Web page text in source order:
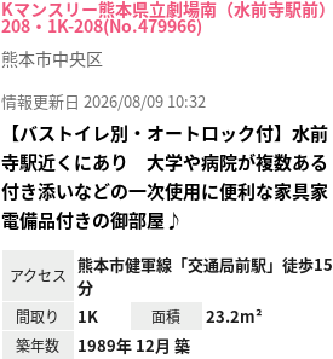
Kマンスリー熊本県立劇場南（水前寺駅前）
208・1K-208(No.479966)
熊本市中央区
情報更新日 2026/08/09 10:32
【バストイレ別・オートロック付】水前
寺駅近くにあり 大学や病院が複数ある
付き添いなどの一次使用に便利な家具家
電備品付きの御部屋♪
アクセス
熊本市健軍線「交通局前駅」徒歩15
分
間取り 1K 面積 23.2m²
築年数 1989年 12月 築